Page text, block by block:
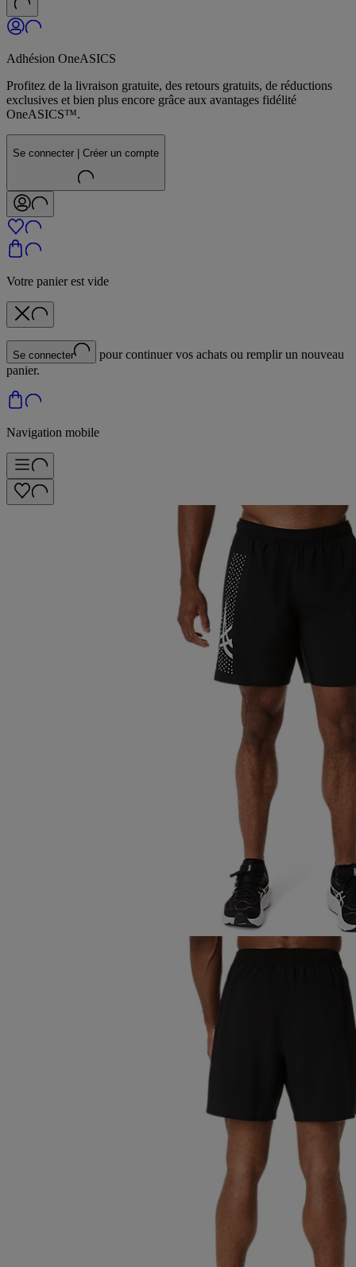
Adhésion OneASICS
Profitez de la livraison gratuite, des retours gratuits, de réductions
exclusives et bien plus encore grâce aux avantages fidélité
OneASICS™.
Se connecter | Créer un compte
Votre panier est vide
Se connecter
pour continuer vos achats ou remplir un nouveau
panier.
Navigation mobile